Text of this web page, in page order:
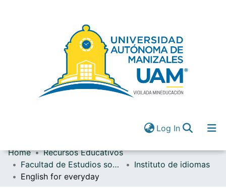
Log In(current)
Communities & Collections
All of DSpace
Log In(current)
Home
Recursos Educativos
Facultad de Estudios sociales y empresariales
Instituto de idiomas
English for everyday